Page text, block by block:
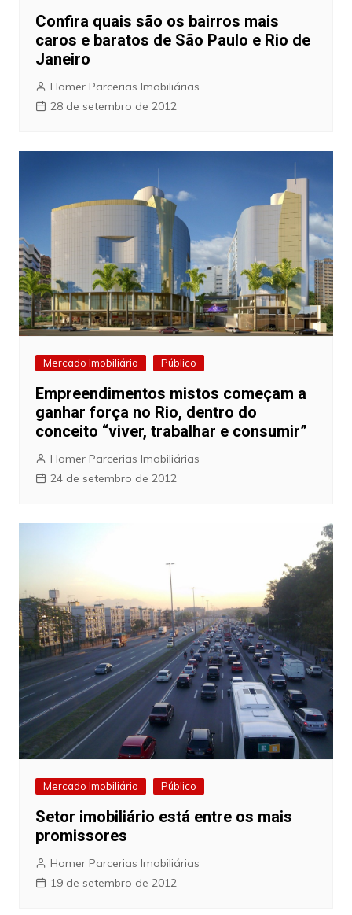
Confira quais são os bairros mais
caros e baratos de São Paulo e Rio de
Janeiro
Homer Parcerias Imobiliárias
28 de setembro de 2012
Mercado Imobiliário Público
Empreendimentos mistos começam a
ganhar força no Rio, dentro do
conceito “viver, trabalhar e consumir”
Homer Parcerias Imobiliárias
24 de setembro de 2012
Mercado Imobiliário Público
Setor imobiliário está entre os mais
promissores
Homer Parcerias Imobiliárias
19 de setembro de 2012